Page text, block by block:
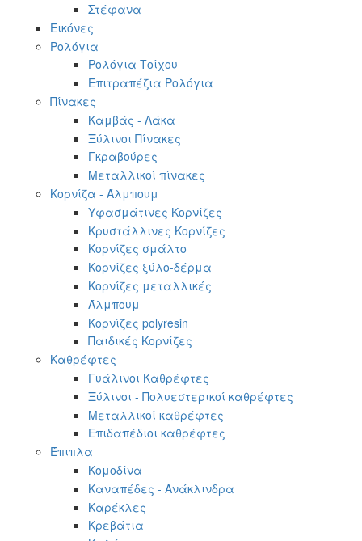
Στέφανα
Εικόνες
Ρολόγια
Ρολόγια Τοίχου
Επιτραπέζια Ρολόγια
Πίνακες
Καμβάς - Λάκα
Ξύλινοι Πίνακες
Γκραβούρες
Μεταλλικοί πίνακες
Κορνίζα - Άλμπουμ
Υφασμάτινες Κορνίζες
Κρυστάλλινες Κορνίζες
Κορνίζες σμάλτο
Κορνίζες ξύλο-δέρμα
Κορνίζες μεταλλικές
Άλμπουμ
Κορνίζες polyresin
Παιδικές Κορνίζες
Καθρέφτες
Γυάλινοι Καθρέφτες
Ξύλινοι - Πολυεστερικοί καθρέφτες
Μεταλλικοί καθρέφτες
Επιδαπέδιοι καθρέφτες
Έπιπλα
Κομοδίνα
Καναπέδες - Ανάκλινδρα
Καρέκλες
Κρεβάτια